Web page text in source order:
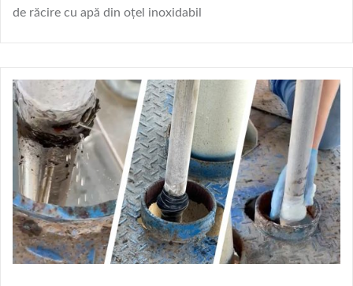
de răcire cu apă din oțel inoxidabil